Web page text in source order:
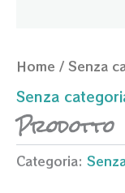
Home / Senza
Senza
Prodotto
Categoria: